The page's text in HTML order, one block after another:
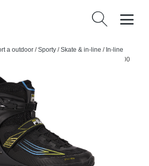
Vyhledávání
a outdoor /Sporty /Skate & in-line / In-line
brusle Fila Legacy Pro 100, 6.5, 40, 3x, 100